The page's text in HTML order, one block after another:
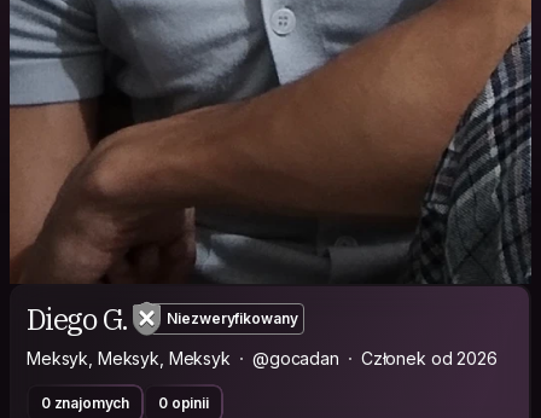
Diego G. Niezweryfikowany
Meksyk, Meksyk, Meksyk @gocadan Członek od 2026
0 znajomych 0 opinii